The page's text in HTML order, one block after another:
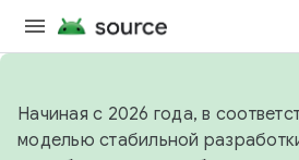
Начиная с 2026 года, в
моделью стабильной